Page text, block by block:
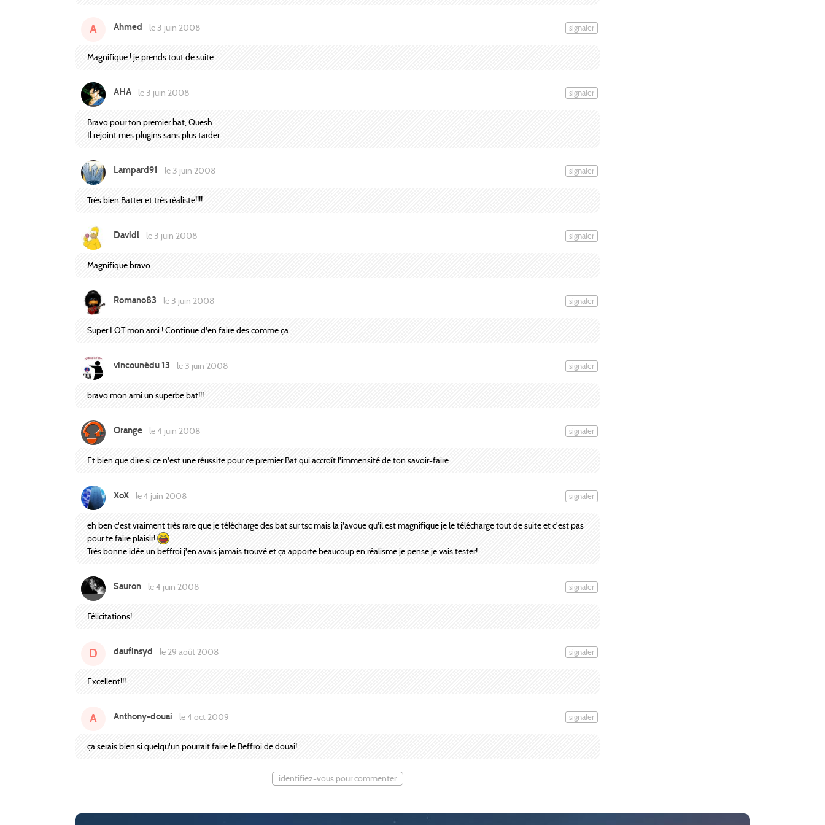
A Ahmed le 3 juin 2008 signaler
Magnifique ! je prends tout de suite
AHA le 3 juin 2008 signaler
Bravo pour ton premier bat, Quesh.
Il rejoint mes plugins sans plus tarder.
Lampard91 le 3 juin 2008 signaler
Très bien Batter et très réaliste!!!!
Davidl le 3 juin 2008 signaler
Magnifique bravo
Romano83 le 3 juin 2008 signaler
Super LOT mon ami ! Continue d'en faire des comme ça
vincounédu 13 le 3 juin 2008 signaler
bravo mon ami un superbe bat!!!
Orange le 4 juin 2008 signaler
Et bien que dire si ce n'est une réussite pour ce premier Bat qui accroît l'immensité de ton savoir-faire.
XoX le 4 juin 2008 signaler
eh ben c'est vraiment très rare que je télécharge des bat sur tsc mais la j'avoue qu'il est magnifique je le télécharge tout de suite et c'est pas
pour te faire plaisir!
Très bonne idée un beffroi j'en avais jamais trouvé et ça apporte beaucoup en réalisme je pense,je vais tester!
Sauron le 4 juin 2008 signaler
Félicitations!
D daufinsyd le 29 août 2008 signaler
Excellent!!!
A Anthony-douai le 4 oct 2009 signaler
ça serais bien si quelqu'un pourrait faire le Beffroi de douai!
identifiez-vous pour commenter